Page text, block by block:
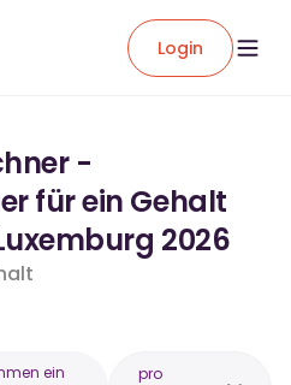
Login
-
für ein Gehalt
2026
ein pro